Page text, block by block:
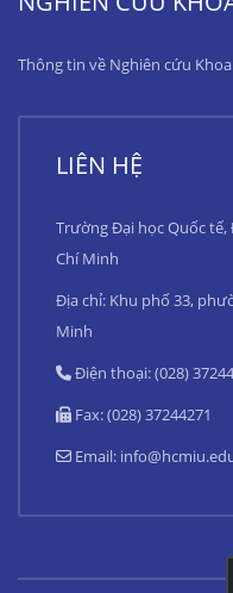
Thông tin về Nghiên cứu
LIÊN HỆ
Trường Đại học Quốc tế,
Chí Minh
Địa chỉ: Khu phố 33,
Minh
Điện thoại: (028)
Fax: (028) 37244271
Email: